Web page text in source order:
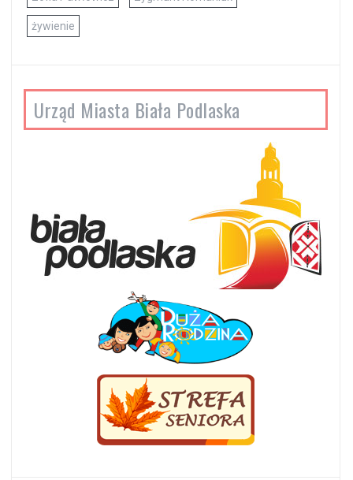
żywienie
Urząd Miasta Biała Podlaska